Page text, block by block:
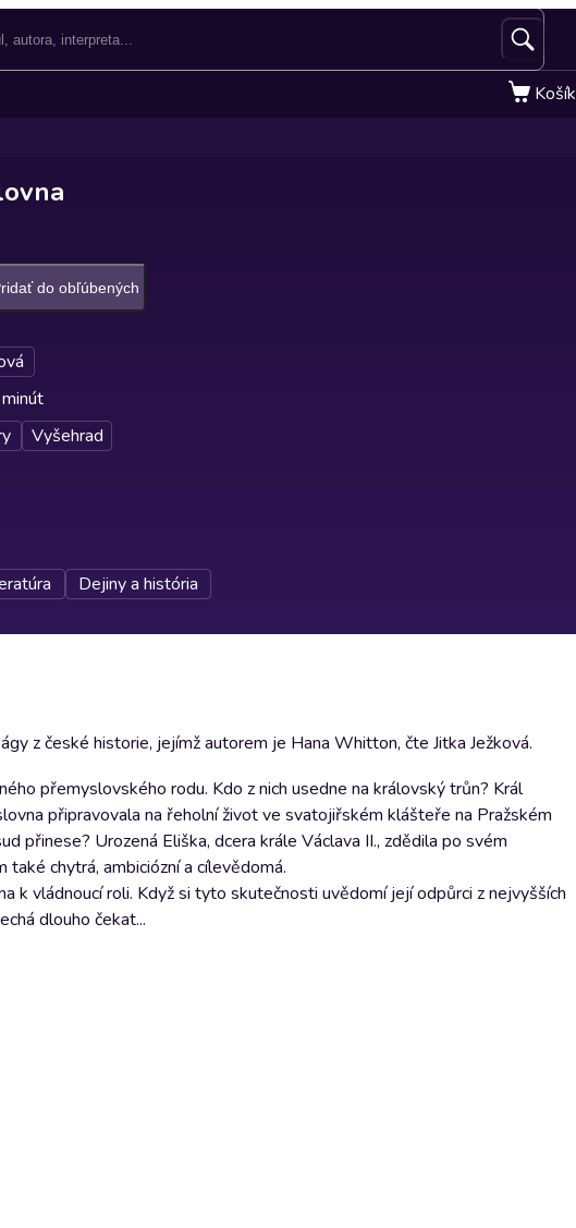
Košík
do obľúbených
Vyšehrad
Dejiny a história
z české historie, jejímž autorem je Hana Whitton, čte Jitka Ježková.
přemyslovského rodu. Kdo z nich usedne na královský trůn? Král
připravovala na řeholní život ve svatojiřském klášteře na Pražském
přinese? Urozená Eliška, dcera krále Václava II., zdědila po svém
chytrá, ambiciózní a cílevědomá.
k vládnoucí roli. Když si tyto skutečnosti uvědomí její odpůrci z nejvyšších
dlouho čekat...